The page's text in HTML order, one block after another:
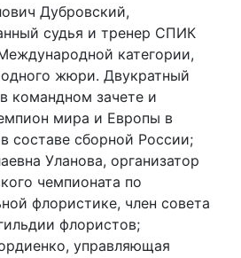
Дубровский,
судья и тренер СПИК
категории,
жюри. Двукратный
командном зачете и
мира и Европы в
составе сборной России;
Уланова, организатор
чемпионата по
флористике, член совета
флористов;
управляющая